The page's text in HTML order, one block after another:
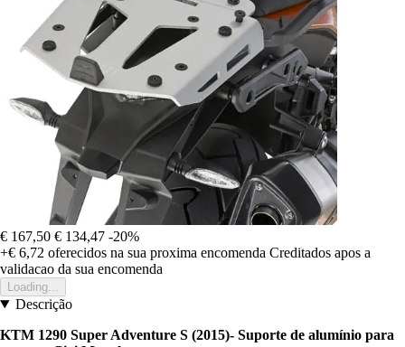
€ 167,50 € 134,47 -20%
+€ 6,72 oferecidos na sua proxima encomenda Creditados apos a
validacao da sua encomenda
Loading...
Descrição
KTM 1290 Super Adventure S (2015)- Suporte de alumínio para